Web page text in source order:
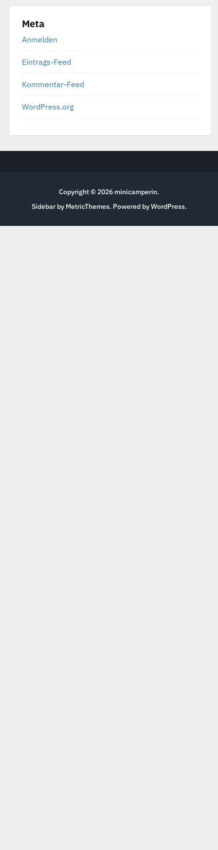
Meta
Anmelden
Eintrags-Feed
Kommentar-Feed
WordPress.org
Copyright © 2026 minicamperin.
Sidebar by MetricThemes. Powered byWordPress.